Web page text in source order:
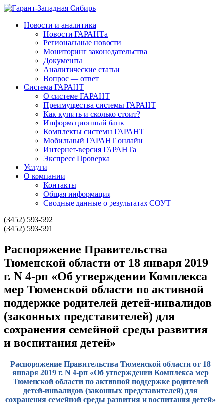
Новости и аналитика
Новости ГАРАНТа
Региональные новости
Мониторинг законодательства
Документы
Аналитические статьи
Вопрос — ответ
Система ГАРАНТ
О системе ГАРАНТ
Преимущества системы ГАРАНТ
Как купить и сколько стоит?
Информационный банк
Комплекты системы ГАРАНТ
Мобильный ГАРАНТ онлайн
Интернет-версия ГАРАНТа
Экспресс Проверка
Услуги
О компании
Контакты
Общая информация
Сводные данные о результатах СОУТ
(3452) 593-592
(3452) 593-591
Распоряжение Правительства
Тюменской области от 18 января 2019
г. N 4-рп «Об утверждении Комплекса
мер Тюменской области по активной
поддержке родителей детей-инвалидов
(законных представителей) для
сохранения семейной среды развития
и воспитания детей»
Распоряжение Правительства Тюменской области от 18
января 2019 г. N 4-рп «Об утверждении Комплекса мер
Тюменской области по активной поддержке родителей
детей-инвалидов (законных представителей) для
сохранения семейной среды развития и воспитания детей»